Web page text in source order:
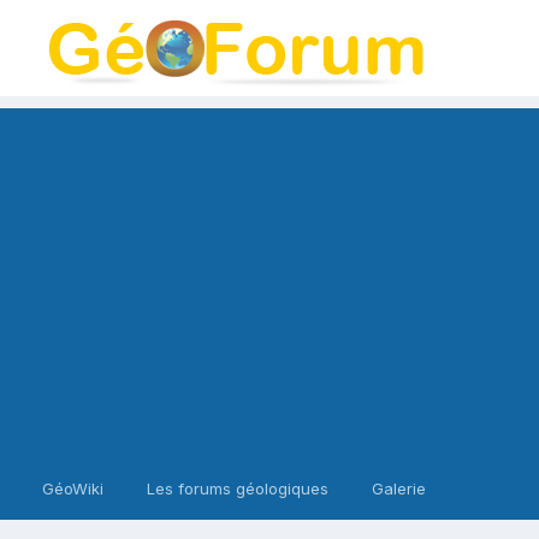
GéoWiki Les forums géologiques Galerie